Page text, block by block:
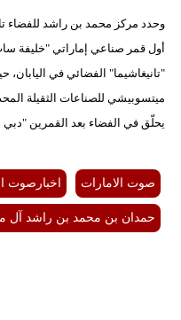
أول قمر صناعي إماراتي "خليفة
"تانيغاشيما" الفضائي في
ميتسوبيشي للصناعات الثقيلة
يحلّق في الفضاء بعد القمرين "دبي سات 1" و"دبي
صوت الامارات اخبارصوت
حمدان بن محمد بن راشد آل